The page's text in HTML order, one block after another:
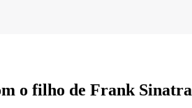
o filho de Frank Sinatra